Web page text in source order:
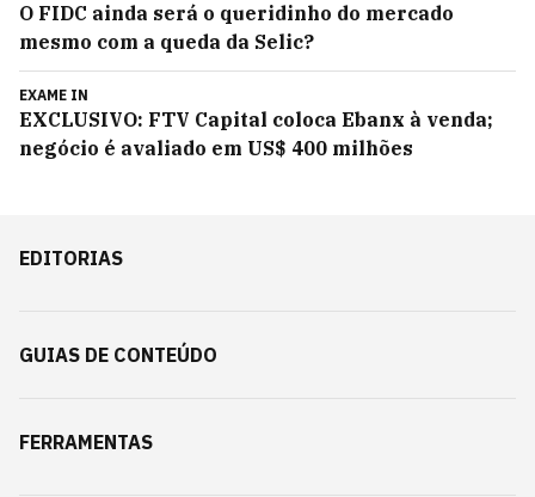
O FIDC ainda será o queridinho do mercado
mesmo com a queda da Selic?
EXAME IN
EXCLUSIVO: FTV Capital coloca Ebanx à venda;
negócio é avaliado em US$ 400 milhões
EDITORIAS
GUIAS DE CONTEÚDO
FERRAMENTAS